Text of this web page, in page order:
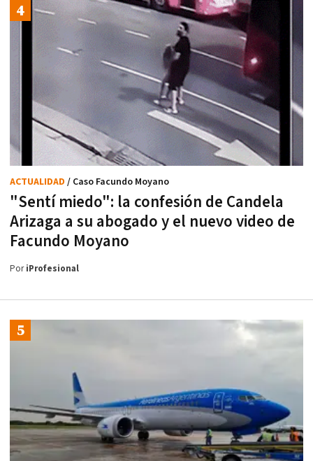
"Sentí miedo": la confesión de Candela
Arizaga a su abogado y el nuevo video de
Facundo Moyano
ACTUALIDAD / Caso Facundo Moyano
PoriProfesional